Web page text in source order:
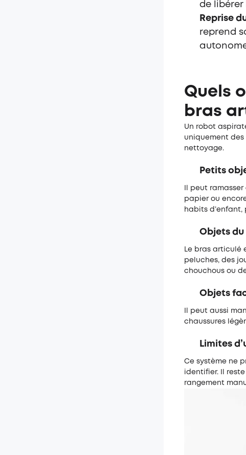
de libérer
Reprise
reprend
Quels
bras
Un robot
uniquement
nettoyage.
Petits
Il peut
papier ou
habits
Objets
Le bras articulé
peluches, des
chouchous ou
Objets
Il peut aussi
chaussures
Limites
Ce système ne
identifier. Il
rangement